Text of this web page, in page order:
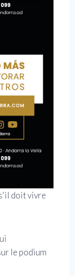
doit vivre
le podium